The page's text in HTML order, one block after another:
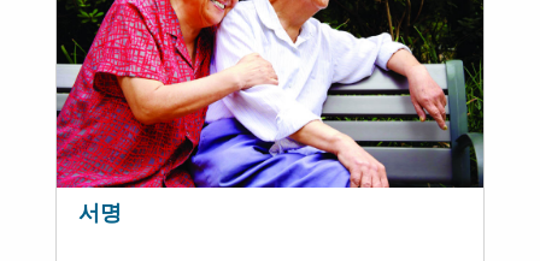
서명